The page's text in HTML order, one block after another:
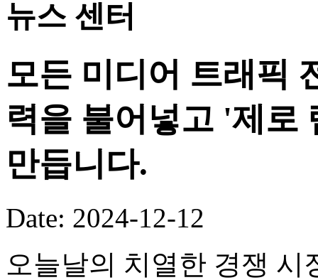
뉴스 센터
모든 미디어 트래픽
력을 불어넣고 '제로
만듭니다.
Date: 2024-12-12
오늘날의 치열한 경쟁